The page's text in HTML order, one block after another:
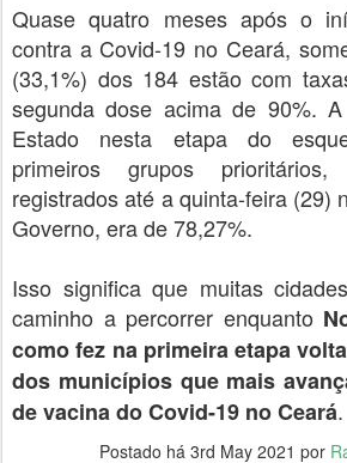
Quase quatro meses após o
contra a Covid-19 no Ceará,
(33,1%) dos 184 estão com
segunda dose acima de 90%.
Estado nesta etapa do
primeiros grupos
registrados até a quinta-feira (29)
Governo, era de 78,27%.
Isso significa que muitas
caminho a percorrer enquanto
como fez na primeira etapa
dos municípios que mais
de vacina do Covid-19 no Ceará.
Postado há 3rd May 2021 por